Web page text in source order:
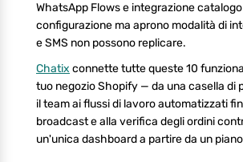
WhatsApp Flows e integrazione
configurazione ma aprono modalità di
e SMS non possono replicare.
Chatix connette tutte queste 10
tuo negozio Shopify — da una casella di
il team ai flussi di lavoro automatizzati
broadcast e alla verifica degli ordini
un'unica dashboard a partire da un